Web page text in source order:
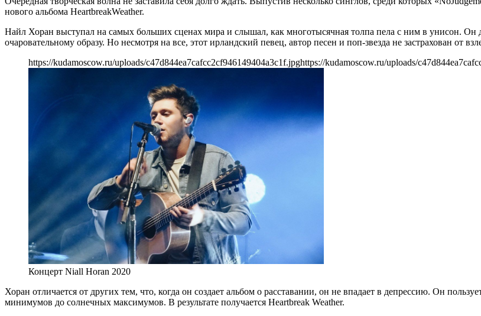
нового альбома HeartbreakWeather.
Найл Хоран выступал на самых больших сценах мира и слышал, как многотысячная толпа пела с ним в унисон. Он
очаровательному образу. Но несмотря на все, этот ирландский певец, автор песен и поп-звезда не застрахован от
https://kudamoscow.ru/uploads/c47d844ea7cafcc2cf946149404a3c1f.jpghttps://kudamoscow.ru/uploads/
Концерт Niall Horan 2020
Хоран отличается от других тем, что, когда он создает альбом о расставании, он не впадает в депрессию. Он
минимумов до солнечных максимумов. В результате получается Heartbreak Weather.